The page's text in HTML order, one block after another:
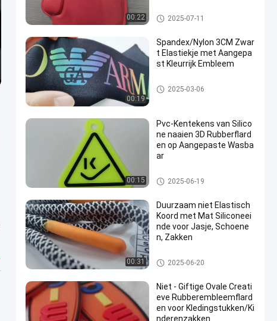
00:22
gepersonaliseerde relatiegesc
henken
2025-07-11
00:19
Spandex/Nylon 3CM Zwar
t Elastiekje met Aangepa
st Kleurrijk Embleem
Bindband
2025-03-06
00:15
Pvc-Kentekens van Silico
ne naaien 3D Rubberflard
en op Aangepaste Wasba
ar
silicone rubberetiketten
2025-06-19
00:31
Duurzaam niet Elastisch
Koord met Mat Siliconeei
nde voor Jasje, Schoene
n, Zakken
kabeltouw
2025-06-20
Niet - Giftige Ovale Creati
eve Rubberembleemflard
en voor Kledingstukken/Ki
nderenzakken